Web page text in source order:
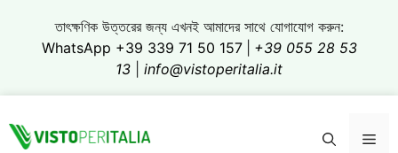
তাৎক্ষণিক উত্তরের জন্য এখনই আমাদের সাথে যোগাযোগ করুন:
WhatsApp +39 339 71 50 157
+39 055 28 53
13
info@vistoperitalia.it
মেনু